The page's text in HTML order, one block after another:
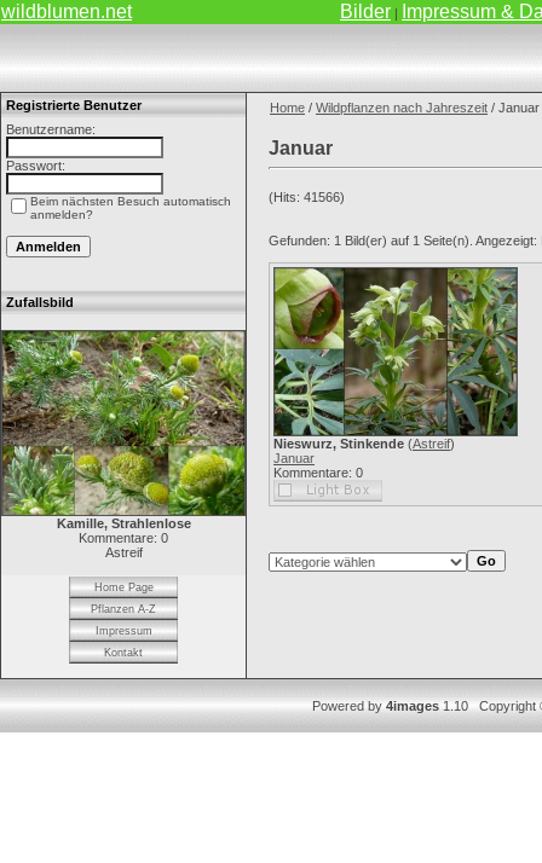
wildblumen.net Bilder | Impressum &
Registrierte Benutzer
Benutzername:
Passwort:
Beim nächsten Besuch automatisch
anmelden?
Zufallsbild
Kamille, Strahlenlose
Kommentare: 0
Astreif
Home Page
Pflanzen A-Z
Impressum
Kontakt
Home / Wildpflanzen nach Jahreszeit / Januar
Januar
(Hits: 41566)
Gefunden: 1 Bild(er) auf 1 Seite(n). Angezeigt:
Nieswurz, Stinkende (Astreif)
Januar
Kommentare: 0
Powered by4images1.10 Copyright